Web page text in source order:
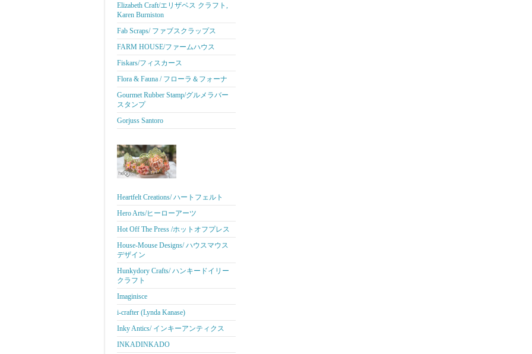
Elizabeth Craft/エリザベス クラフト,
Karen Burniston
Fab Scraps/ ファブスクラップス
FARM HOUSE/ファームハウス
Fiskars/フィスカース
Flora & Fauna / フローラ＆フォーナ
Gourmet Rubber Stamp/グルメラバー
スタンプ
Gorjuss Santoro
Heartfelt Creations/ ハートフェルト
Hero Arts/ヒーローアーツ
Hot Off The Press /ホットオフプレス
House-Mouse Designs/ ハウスマウス
デザイン
Hunkydory Crafts/ ハンキードイリー
クラフト
Imaginisce
i-crafter (Lynda Kanase)
Inky Antics/ インキーアンティクス
INKADINKADO